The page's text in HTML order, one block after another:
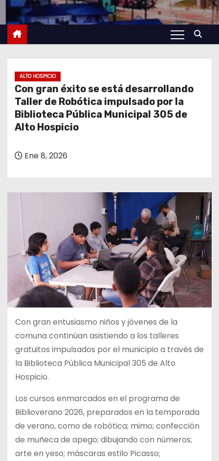
ALTO HOSPICIO
Con gran éxito se está desarrollando
Taller de Robótica impulsado por la
Biblioteca Pública Municipal 305 de
Alto Hospicio
Ene 8, 2026
Con gran entusiasmo niños y jóvenes de la
comuna continúan asistiendo a los talleres
gratuitos impulsados por el municipio a través de
la Biblioteca Pública Municipal 305 de Alto
Hospicio.
Los cursos enmarcados en el programa de
Biblioverano 2026, preparados en la temporada
de verano, como de robótica; mimo; confección
de muñeca de apego; dibujando con números;
arte en yeso; máscaras estilo Picasso;